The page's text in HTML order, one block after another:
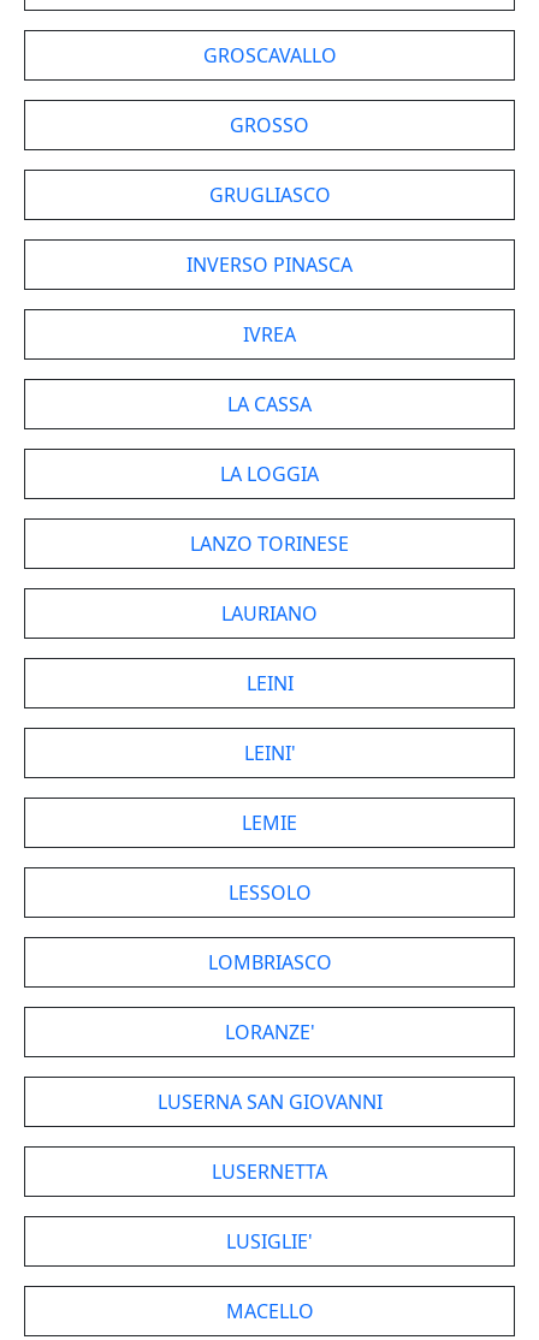
GROSCAVALLO
GROSSO
GRUGLIASCO
INVERSO PINASCA
IVREA
LA CASSA
LA LOGGIA
LANZO TORINESE
LAURIANO
LEINI
LEINI'
LEMIE
LESSOLO
LOMBRIASCO
LORANZE'
LUSERNA SAN GIOVANNI
LUSERNETTA
LUSIGLIE'
MACELLO